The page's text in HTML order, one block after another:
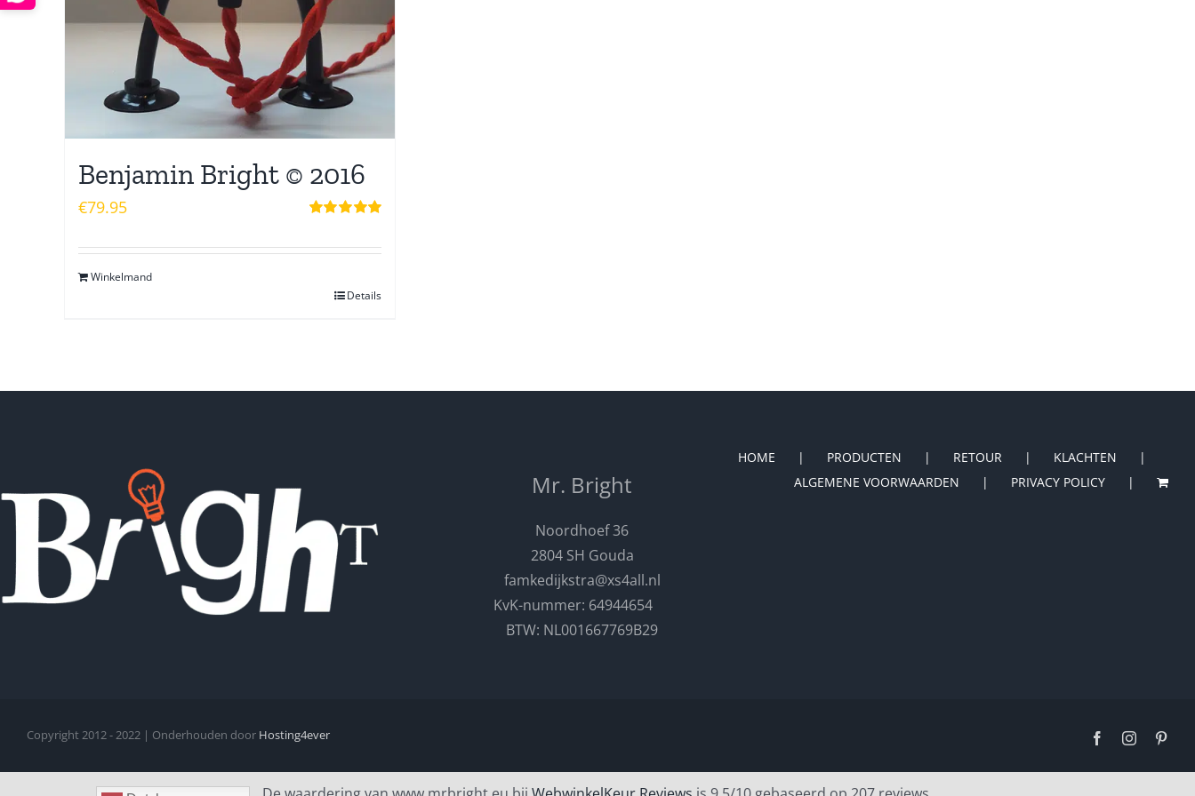
Benjamin Bright © 2016
€79.95
Winkelmand
Details
Mr. Bright
Noordhoef 36
2804 SH Gouda
famkedijkstra@xs4all.nl
KvK-nummer: 64944654
BTW: NL001667769B29
HOME PRODUCTEN RETOUR
KLACHTEN
ALGEMENE VOORWAARDEN
PRIVACY POLICY
Copyright 2012 - 2022 | Onderhouden door Hosting4ever FacebookInstagram